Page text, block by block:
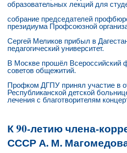
образовательных лекций для
собрание председателей
президиума Профсоюзной
Сергей Меликов прибыл в
педагогический университет.
В Москве прошёл Всероссийский
советов общежитий.
Профком ДГПУ принял участие в
Республиканской детской
лечения с благотворителям
К 90-летию члена-
СССР А. М.